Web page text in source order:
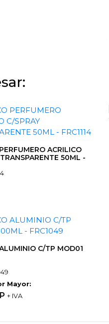
ACRILICO
50ML -
C/TP MOD01
Mayor:
+ IVA